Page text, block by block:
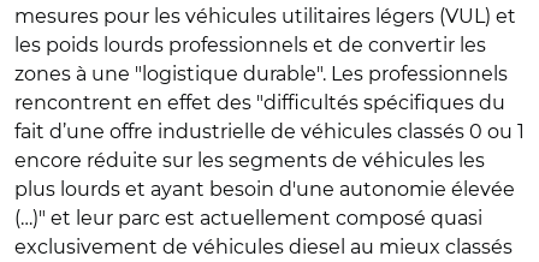
mesures pour les véhicules utilitaires légers (VUL) et
les poids lourds professionnels et de convertir les
zones à une "logistique durable". Les professionnels
rencontrent en effet des "difficultés spécifiques du
fait d’une offre industrielle de véhicules classés 0 ou 1
encore réduite sur les segments de véhicules les
plus lourds et ayant besoin d'une autonomie élevée
(…)" et leur parc est actuellement composé quasi
exclusivement de véhicules diesel au mieux classés